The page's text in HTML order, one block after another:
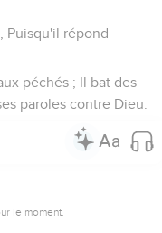
Puisqu'il répond
péchés ; Il bat des
paroles contre Dieu.
le moment.